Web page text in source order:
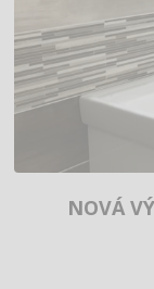
NOVÁ